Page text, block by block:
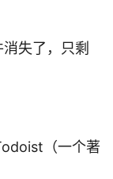
失了，只剩
（一个著